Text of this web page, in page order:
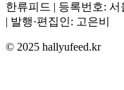
한류피드 | 등록번호: 서
| 발행·편집인: 고은비
© 2025 hallyufeed.kr